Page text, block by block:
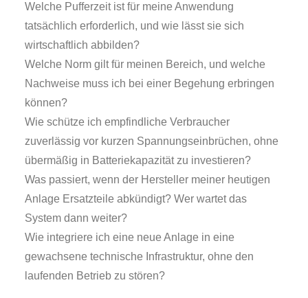
Welche Pufferzeit ist für meine Anwendung
tatsächlich erforderlich, und wie lässt sie sich
wirtschaftlich abbilden?
Welche Norm gilt für meinen Bereich, und welche
Nachweise muss ich bei einer Begehung erbringen
können?
Wie schütze ich empfindliche Verbraucher
zuverlässig vor kurzen Spannungseinbrüchen, ohne
übermäßig in Batteriekapazität zu investieren?
Was passiert, wenn der Hersteller meiner heutigen
Anlage Ersatzteile abkündigt? Wer wartet das
System dann weiter?
Wie integriere ich eine neue Anlage in eine
gewachsene technische Infrastruktur, ohne den
laufenden Betrieb zu stören?